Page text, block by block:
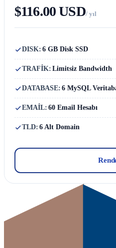
$116.00 USD/ yıl
DISK: 6 GB Disk SSD
TRAFİK: Limitsiz Bandwidth
DATABASE: 6 MySQL
EMAİL: 60 Email Hesabı
TLD: 6 Alt Domain